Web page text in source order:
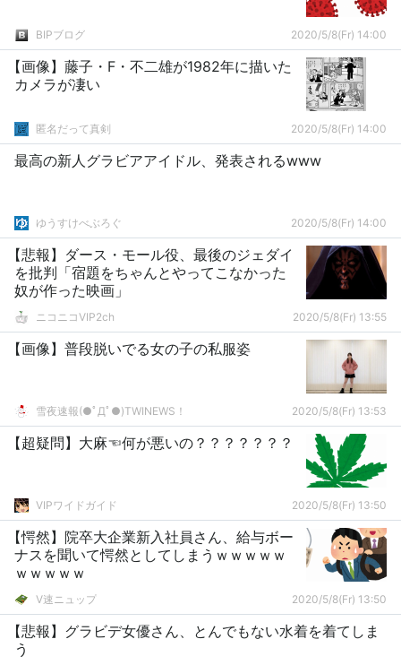
BIPブログ 2020/5/8(Fr) 14:00
【画像】藤子・F・不二雄が1982年に描いた
カメラが凄い
匿名だって真剣 2020/5/8(Fr) 14:00
最高の新人グラビアアイドル、発表されるwww
ゆうすけべぶろぐ 2020/5/8(Fr) 14:00
【悲報】ダース・モール役、最後のジェダイ
を批判「宿題をちゃんとやってこなかった
奴が作った映画」
ニコニコVIP2ch 2020/5/8(Fr) 13:55
【画像】普段脱いでる女の子の私服姿
雪夜速報(●ﾟДﾟ●)TWINEWS！ 2020/5/8(Fr) 13:53
【超疑問】大麻☜何が悪いの？？？？？？？
VIPワイドガイド 2020/5/8(Fr) 13:50
【愕然】院卒大企業新入社員さん、給与ボー
ナスを聞いて愕然としてしまうｗｗｗｗｗ
ｗｗｗｗｗ
V速ニュップ 2020/5/8(Fr) 13:50
【悲報】グラビデ女優さん、とんでもない水着を着てしま
う